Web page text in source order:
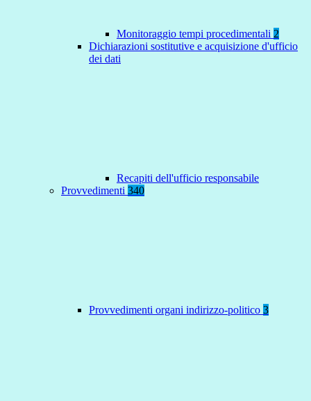
Monitoraggio tempi procedimentali 2
Dichiarazioni sostitutive e acquisizione d'ufficio
dei dati
Recapiti dell'ufficio responsabile
Provvedimenti 340
Provvedimenti organi indirizzo-politico 3